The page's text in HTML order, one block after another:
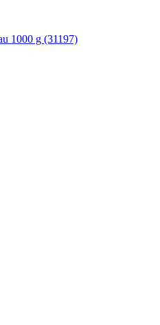
1000 g (31197)